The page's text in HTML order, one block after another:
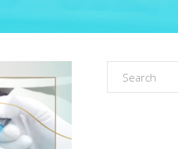
Search
for: